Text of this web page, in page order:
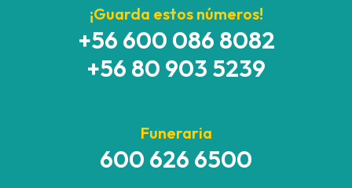
¡Guarda estos números!
+56 600 086 8082
+56 80 903 5239
Funeraria
600 626 6500